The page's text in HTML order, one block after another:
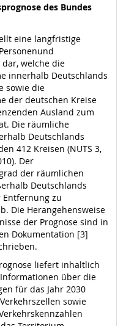
des Bundes
eine langfristige
welche die
innerhalb Deutschlands
sowie die
der deutschen Kreise
Ausland zum
Die räumliche
Deutschlands
412 Kreisen (NUTS 3,
Der
der räumlichen
Deutschlands
zu
Die Herangehensweise
der Prognose sind in
Dokumentation [3]
liefert inhaltlich
über die
für das Jahr 2030
sowie